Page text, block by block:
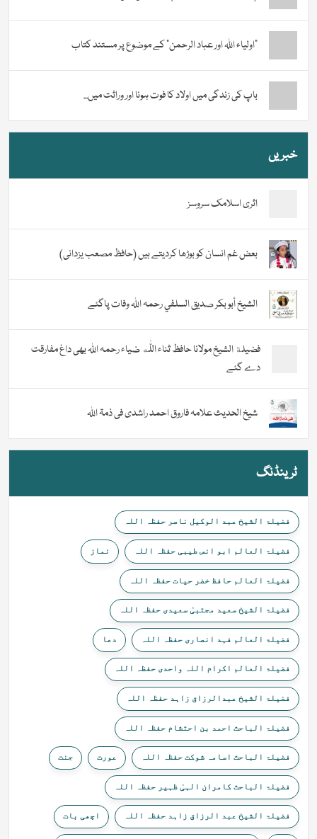
“اولیاء اللہ اور عباد الرحمن” کے موضوع پر مستند کتاب
باپ کی زندگی میں اولاد کا فوت ہونا اور وراثت میں...
خبریں
اثری اسلامک سروسز
بعض غم انسان کو بوڑھا کردیتے ہیں (حافظ مصعب یزدانی)
الشيخ أبو بكر صديق السلفي رحمہ اللہ وفات پاگئے
فضیلة الشيخ مولانا حافظ ثناء اللّٰه ضیاء رحمہ اللہ بھی داغ مفارقت
دے گئے
شیخ الحدیث علامہ فاروق احمد راشدی فی ذمۃ اللہ
ٹرینڈنگ
فضیلۃ الشیخ عبد الوکیل ناصر حفظہ اللہ
فضیلۃ العالم ابو انس طیبی حفظہ اللہ نماز
فضیلۃ العالم حافظ خضر حیات حفظہ اللہ
فضیلۃ الشیخ سعید مجتبیٰ سعیدی حفظہ اللہ
فضیلۃ العالم فہد انصاری حفظہ اللہ دعا
فضیلۃ العالم اکرام اللہ واحدی حفظہ اللہ
فضیلۃ الشیخ عبدالرزاق زاہد حفظہ اللہ
فضیلۃ الباحث احمد بن احتشام حفظہ اللہ
فضیلۃ الباحث اسامہ شوکت حفظہ اللہ عورت جنت
فضیلۃ الباحث کامران الہیٰ ظہیر حفظہ اللہ
فضیلۃ الشیخ عبد الرزاق زاہد حفظہ اللہ اچھی بات